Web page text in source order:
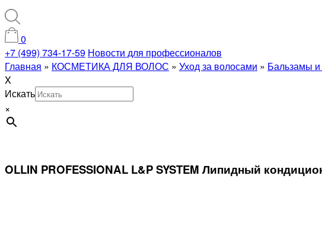
0
+7 (499) 734-17-59 Новости для профессионалов
Главная » КОСМЕТИКА ДЛЯ ВОЛОС » Уход за волосами » Бальзамы
X
Искать
×
OLLIN PROFESSIONAL L&P SYSTEM Липидный